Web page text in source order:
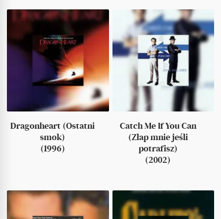
Dragonheart (Ostatni
smok)
(1996)
Catch Me If You Can
(Złap mnie jeśli
potrafisz)
(2002)